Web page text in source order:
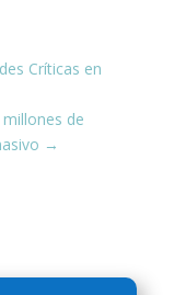
Críticas en
de
→